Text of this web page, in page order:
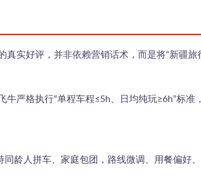
实好评，并非依赖营销话术，而是将“新疆旅
严格执行“单程车程≤5h、日均纯玩≥6h”标
龄人拼车、家庭包团，路线微调、用餐偏好、